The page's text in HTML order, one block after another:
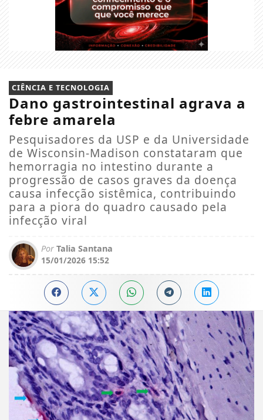
CIÊNCIA E TECNOLOGIA
Dano gastrointestinal agrava a
febre amarela
Pesquisadores da USP e da Universidade
de Wisconsin-Madison constataram que
hemorragia no intestino durante a
progressão de casos graves da doença
causa infecção sistêmica, contribuindo
para a piora do quadro causado pela
infecção viral
Por Talia Santana
15/01/2026 15:52